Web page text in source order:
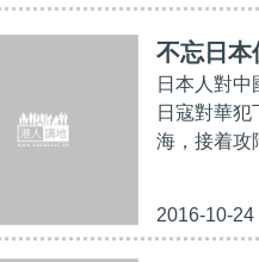
不忘日本
日本人對
日寇對華
海，接着攻
2016-10-24